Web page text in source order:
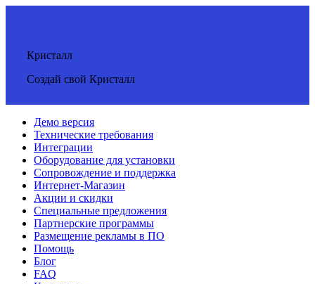
Кристалл
Создай свой Кристалл
Демо версия
Технические требования
Интеграции
Оборудование для установки
Сопровождение и поддержка
Интернет-Магазин
Акции и скидки
Специальные предложения
Партнерские программы
Размещение рекламы в ПО
Помощь
Блог
FAQ